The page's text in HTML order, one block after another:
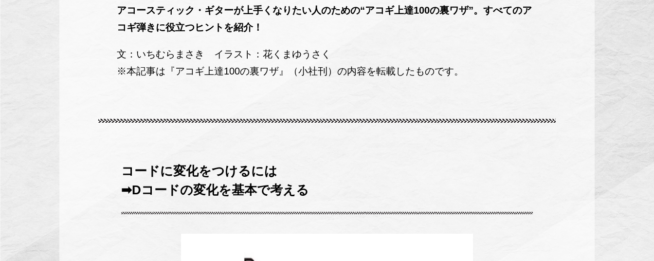
アコースティック・ギターが上手くなりたい人のための“アコギ上達100の裏ワザ”。すべてのア
コギ弾きに役立つヒントを紹介！
文：いちむらまさき イラスト：花くまゆうさく
※本記事は『アコギ上達100の裏ワザ』（小社刊）の内容を転載したものです。
コードに変化をつけるには
➡Dコードの変化を基本で考える